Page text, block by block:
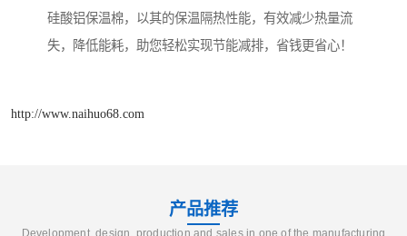
硅酸铝保温棉，以其的保温隔热性能，有效减少热量流
失，降低能耗，助您轻松实现节能减排，省钱更省心！
http://www.naihuo68.com
产品推荐
Development, design, production and sales in one of the manufacturing